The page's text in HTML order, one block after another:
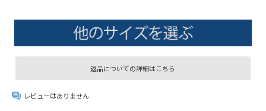
返品についての詳細はこちら
レビューはありません